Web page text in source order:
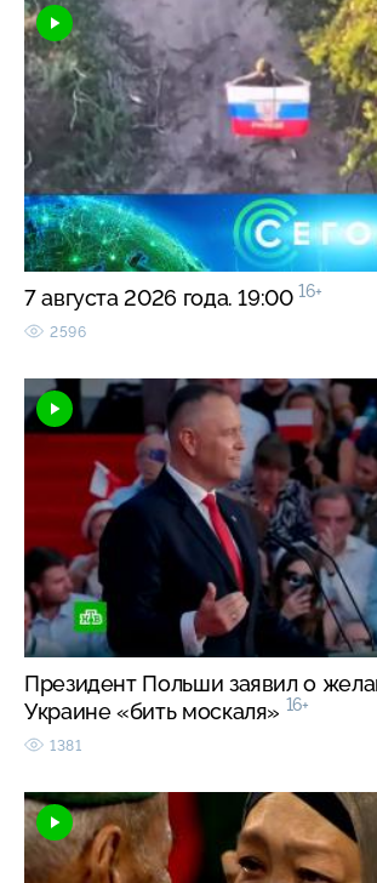
7 августа 2026 года. 19:00 16+
2596
Президент Польши заявил о
Украине «бить москаля» 16+
1381